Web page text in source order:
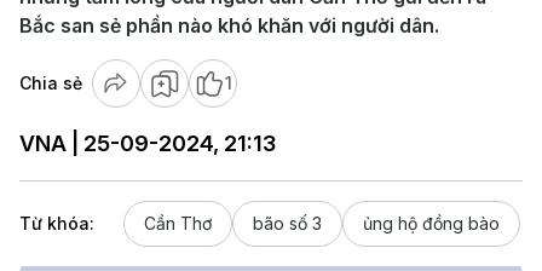
Bắc san sẻ phần nào khó khăn với người dân.
Chia sẻ 1
VNA | 25-09-2024, 21:13
Từ khóa: Cần Thơ bão số 3 ủng hộ đồng bào